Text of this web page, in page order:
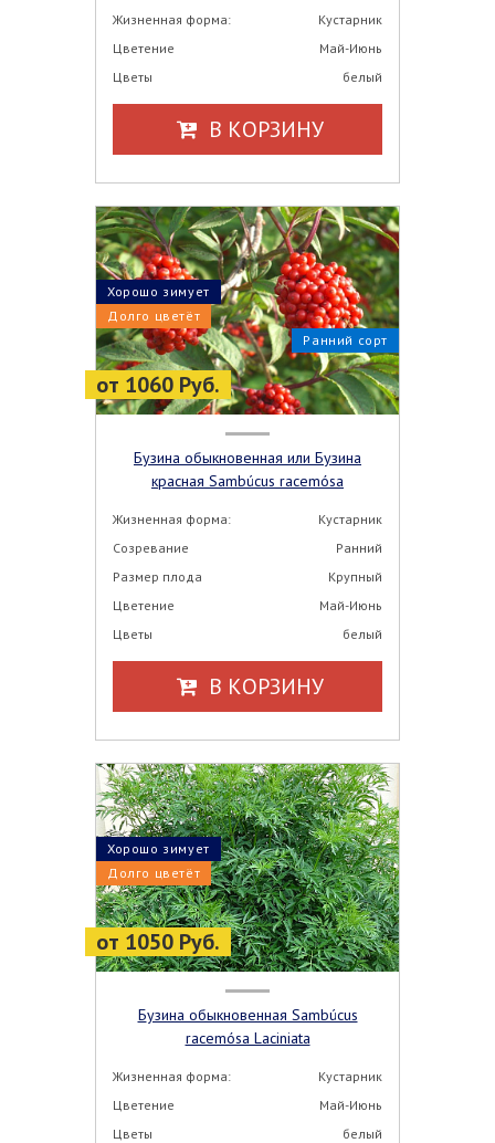
Жизненная форма:
Кустарник
Цветение
Май-Июнь
Цветы
белый
В КОРЗИНУ
от 1060 Руб.
Ранний сорт
Долго цветёт
Хорошо зимует
Бузина обыкновенная или Бузина
красная Sambúcus racemósa
Жизненная форма:
Кустарник
Созревание
Ранний
Размер плода
Крупный
Цветение
Май-Июнь
Цветы
белый
В КОРЗИНУ
от 1050 Руб.
Долго цветёт
Хорошо зимует
Бузина обыкновенная Sambúcus
racemósa Laciniata
Жизненная форма:
Кустарник
Цветение
Май-Июнь
Цветы
белый